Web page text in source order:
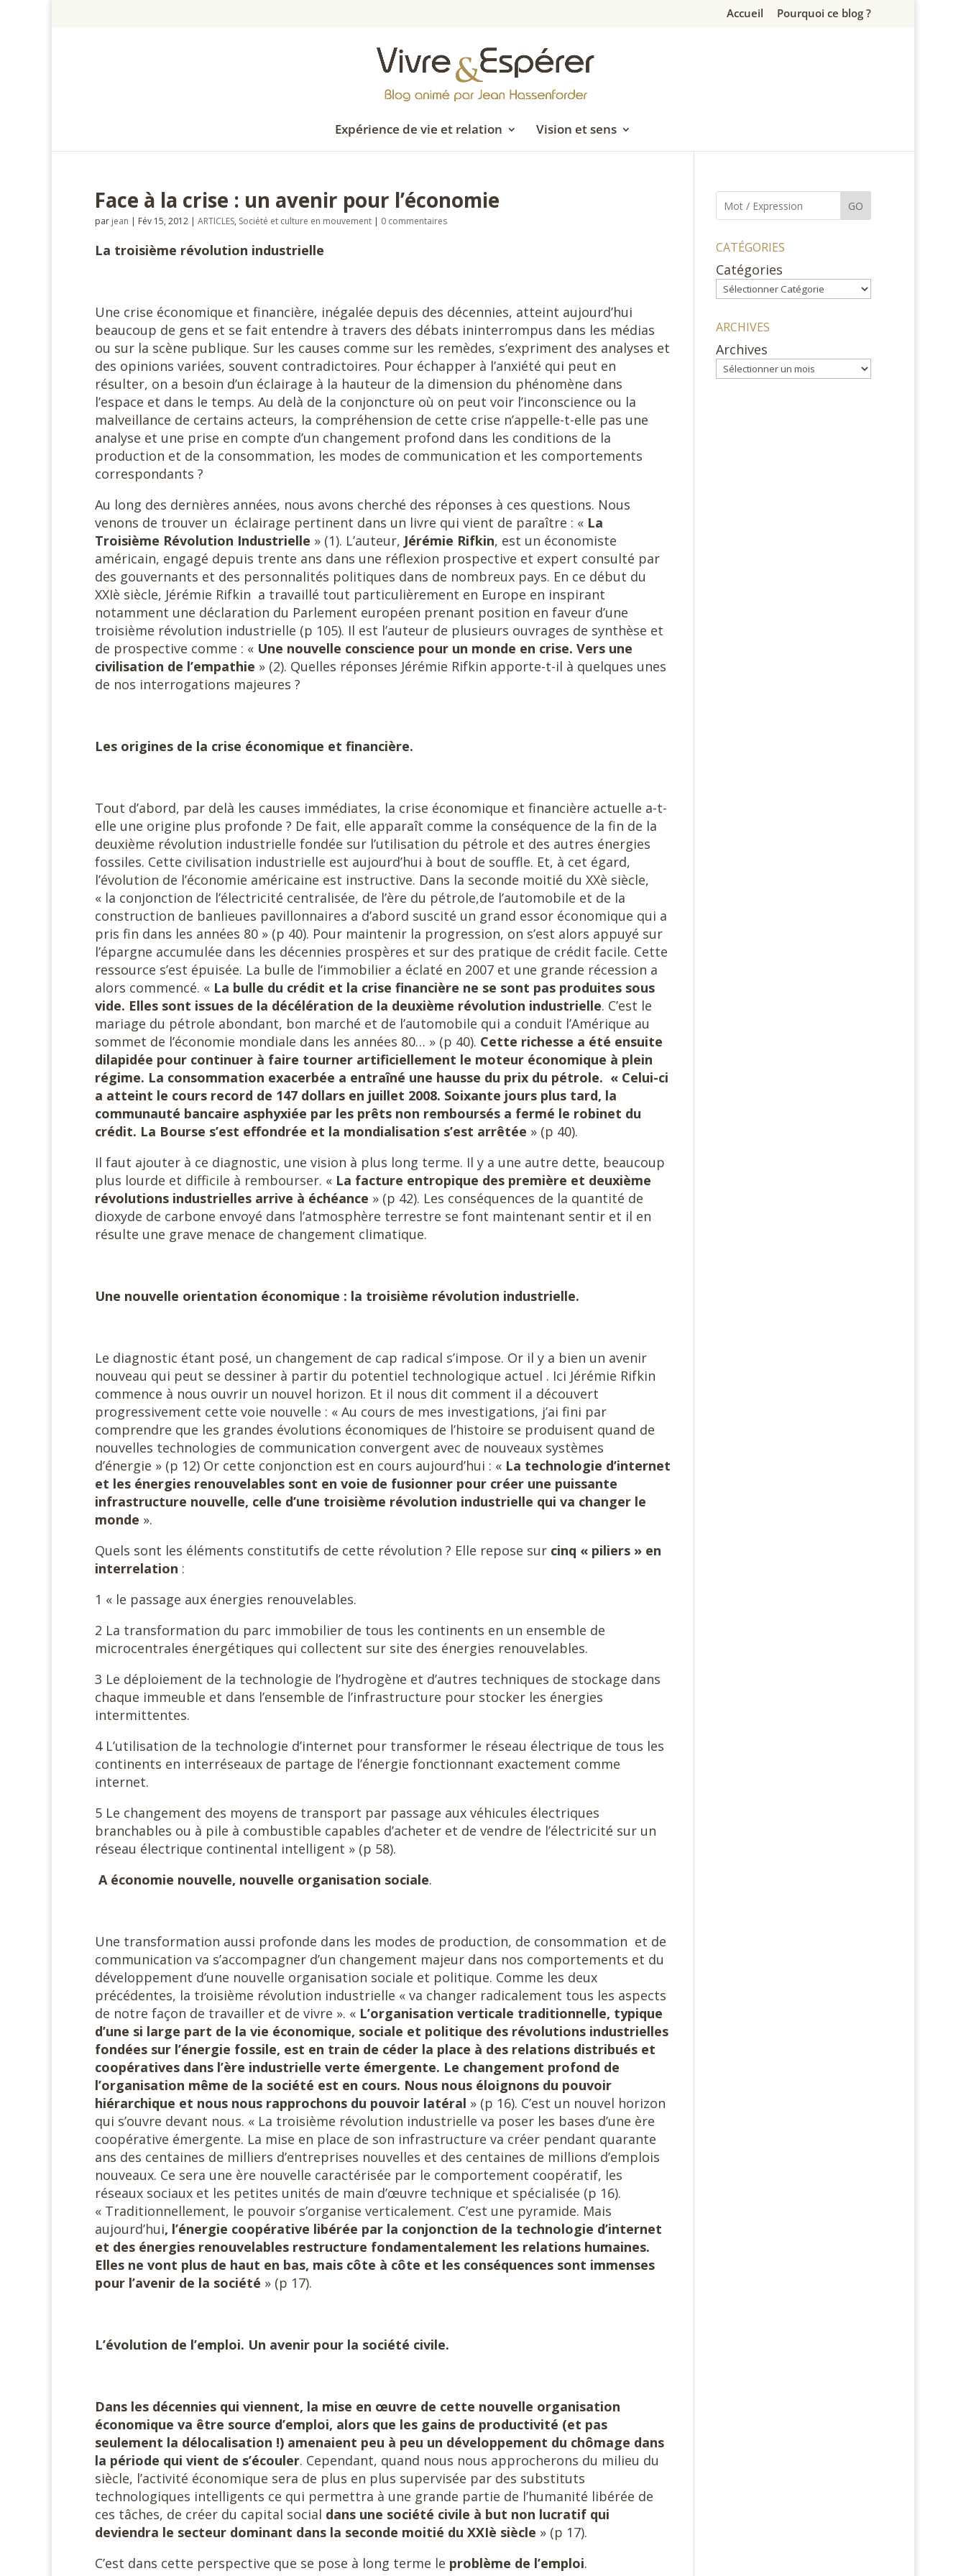
Accueil Pourquoi ce blog ?
Expérience de vie et relation Vision et sens
Face à la crise : un avenir pour l’économie
par jean | Fév 15, 2012 | ARTICLES, Société et culture en mouvement | 0 commentaires
La troisième révolution industrielle
Une crise économique et financière, inégalée depuis des décennies, atteint aujourd’hui
beaucoup de gens et se fait entendre à travers des débats ininterrompus dans les médias
ou sur la scène publique. Sur les causes comme sur les remèdes, s’expriment des analyses et
des opinions variées, souvent contradictoires. Pour échapper à l’anxiété qui peut en
résulter, on a besoin d’un éclairage à la hauteur de la dimension du phénomène dans
l’espace et dans le temps. Au delà de la conjoncture où on peut voir l’inconscience ou la
malveillance de certains acteurs, la compréhension de cette crise n’appelle-t-elle pas une
analyse et une prise en compte d’un changement profond dans les conditions de la
production et de la consommation, les modes de communication et les comportements
correspondants ?
Au long des dernières années, nous avons cherché des réponses à ces questions. Nous
venons de trouver un éclairage pertinent dans un livre qui vient de paraître : « La
Troisième Révolution Industrielle » (1). L’auteur, Jérémie Rifkin, est un économiste
américain, engagé depuis trente ans dans une réflexion prospective et expert consulté par
des gouvernants et des personnalités politiques dans de nombreux pays. En ce début du
XXIè siècle, Jérémie Rifkin a travaillé tout particulièrement en Europe en inspirant
notamment une déclaration du Parlement européen prenant position en faveur d’une
troisième révolution industrielle (p 105). Il est l’auteur de plusieurs ouvrages de synthèse et
de prospective comme : « Une nouvelle conscience pour un monde en crise. Vers une
civilisation de l’empathie » (2). Quelles réponses Jérémie Rifkin apporte-t-il à quelques unes
de nos interrogations majeures ?
Les origines de la crise économique et financière.
Tout d’abord, par delà les causes immédiates, la crise économique et financière actuelle a-t-
elle une origine plus profonde ? De fait, elle apparaît comme la conséquence de la fin de la
deuxième révolution industrielle fondée sur l’utilisation du pétrole et des autres énergies
fossiles. Cette civilisation industrielle est aujourd’hui à bout de souffle. Et, à cet égard,
l’évolution de l’économie américaine est instructive. Dans la seconde moitié du XXè siècle,
« la conjonction de l’électricité centralisée, de l’ère du pétrole,de l’automobile et de la
construction de banlieues pavillonnaires a d’abord suscité un grand essor économique qui a
pris fin dans les années 80 » (p 40). Pour maintenir la progression, on s’est alors appuyé sur
l’épargne accumulée dans les décennies prospères et sur des pratique de crédit facile. Cette
ressource s’est épuisée. La bulle de l’immobilier a éclaté en 2007 et une grande récession a
alors commencé. « La bulle du crédit et la crise financière ne se sont pas produites sous
vide. Elles sont issues de la décélération de la deuxième révolution industrielle. C’est le
mariage du pétrole abondant, bon marché et de l’automobile qui a conduit l’Amérique au
sommet de l’économie mondiale dans les années 80… » (p 40). Cette richesse a été ensuite
dilapidée pour continuer à faire tourner artificiellement le moteur économique à plein
régime. La consommation exacerbée a entraîné une hausse du prix du pétrole. « Celui-ci
a atteint le cours record de 147 dollars en juillet 2008. Soixante jours plus tard, la
communauté bancaire asphyxiée par les prêts non remboursés a fermé le robinet du
crédit. La Bourse s’est effondrée et la mondialisation s’est arrêtée » (p 40).
Il faut ajouter à ce diagnostic, une vision à plus long terme. Il y a une autre dette, beaucoup
plus lourde et difficile à rembourser. « La facture entropique des première et deuxième
révolutions industrielles arrive à échéance » (p 42). Les conséquences de la quantité de
dioxyde de carbone envoyé dans l’atmosphère terrestre se font maintenant sentir et il en
résulte une grave menace de changement climatique.
Une nouvelle orientation économique : la troisième révolution industrielle.
Le diagnostic étant posé, un changement de cap radical s’impose. Or il y a bien un avenir
nouveau qui peut se dessiner à partir du potentiel technologique actuel . Ici Jérémie Rifkin
commence à nous ouvrir un nouvel horizon. Et il nous dit comment il a découvert
progressivement cette voie nouvelle : « Au cours de mes investigations, j’ai fini par
comprendre que les grandes évolutions économiques de l’histoire se produisent quand de
nouvelles technologies de communication convergent avec de nouveaux systèmes
d’énergie » (p 12) Or cette conjonction est en cours aujourd’hui : « La technologie d’internet
et les énergies renouvelables sont en voie de fusionner pour créer une puissante
infrastructure nouvelle, celle d’une troisième révolution industrielle qui va changer le
monde ».
Quels sont les éléments constitutifs de cette révolution ? Elle repose sur cinq « piliers » en
interrelation :
1 « le passage aux énergies renouvelables.
2 La transformation du parc immobilier de tous les continents en un ensemble de
microcentrales énergétiques qui collectent sur site des énergies renouvelables.
3 Le déploiement de la technologie de l’hydrogène et d’autres techniques de stockage dans
chaque immeuble et dans l’ensemble de l’infrastructure pour stocker les énergies
intermittentes.
4 L’utilisation de la technologie d’internet pour transformer le réseau électrique de tous les
continents en interréseaux de partage de l’énergie fonctionnant exactement comme
internet.
5 Le changement des moyens de transport par passage aux véhicules électriques
branchables ou à pile à combustible capables d’acheter et de vendre de l’électricité sur un
réseau électrique continental intelligent » (p 58).
A économie nouvelle, nouvelle organisation sociale.
Une transformation aussi profonde dans les modes de production, de consommation et de
communication va s’accompagner d’un changement majeur dans nos comportements et du
développement d’une nouvelle organisation sociale et politique. Comme les deux
précédentes, la troisième révolution industrielle « va changer radicalement tous les aspects
de notre façon de travailler et de vivre ». « L’organisation verticale traditionnelle, typique
d’une si large part de la vie économique, sociale et politique des révolutions industrielles
fondées sur l’énergie fossile, est en train de céder la place à des relations distribués et
coopératives dans l’ère industrielle verte émergente. Le changement profond de
l’organisation même de la société est en cours. Nous nous éloignons du pouvoir
hiérarchique et nous nous rapprochons du pouvoir latéral » (p 16). C’est un nouvel horizon
qui s’ouvre devant nous. « La troisième révolution industrielle va poser les bases d’une ère
coopérative émergente. La mise en place de son infrastructure va créer pendant quarante
ans des centaines de milliers d’entreprises nouvelles et des centaines de millions d’emplois
nouveaux. Ce sera une ère nouvelle caractérisée par le comportement coopératif, les
réseaux sociaux et les petites unités de main d’œuvre technique et spécialisée (p 16).
« Traditionnellement, le pouvoir s’organise verticalement. C’est une pyramide. Mais
aujourd’hui, l’énergie coopérative libérée par la conjonction de la technologie d’internet
et des énergies renouvelables restructure fondamentalement les relations humaines.
Elles ne vont plus de haut en bas, mais côte à côte et les conséquences sont immenses
pour l’avenir de la société » (p 17).
L’évolution de l’emploi. Un avenir pour la société civile.
Dans les décennies qui viennent, la mise en œuvre de cette nouvelle organisation
économique va être source d’emploi, alors que les gains de productivité (et pas
seulement la délocalisation !) amenaient peu à peu un développement du chômage dans
la période qui vient de s’écouler. Cependant, quand nous nous approcherons du milieu du
siècle, l’activité économique sera de plus en plus supervisée par des substituts
technologiques intelligents ce qui permettra à une grande partie de l’humanité libérée de
ces tâches, de créer du capital social dans une société civile à but non lucratif qui
deviendra le secteur dominant dans la seconde moitié du XXIè siècle » (p 17).
C’est dans cette perspective que se pose à long terme le problème de l’emploi.
GO
CATÉGORIES
Catégories
ARCHIVES
Archives